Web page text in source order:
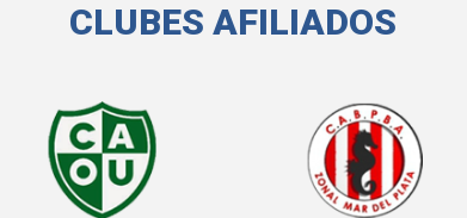
CLUBES AFILIADOS